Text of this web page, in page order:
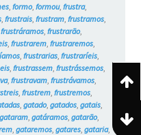
, formo, formou, frustra,
, frustrais, frustram, frustramos,
frustráramos, frustrarão,
, frustrarem, frustraremos,
, frustrarias, frustraríeis,
, frustrassem, frustrássemos,
, frustravam, frustrávamos,
, frustrem, frustremos,
, gatado, gatados, gatais,
gataram, gatáramos, gatarão,
, gataremos, gatares, gataria,